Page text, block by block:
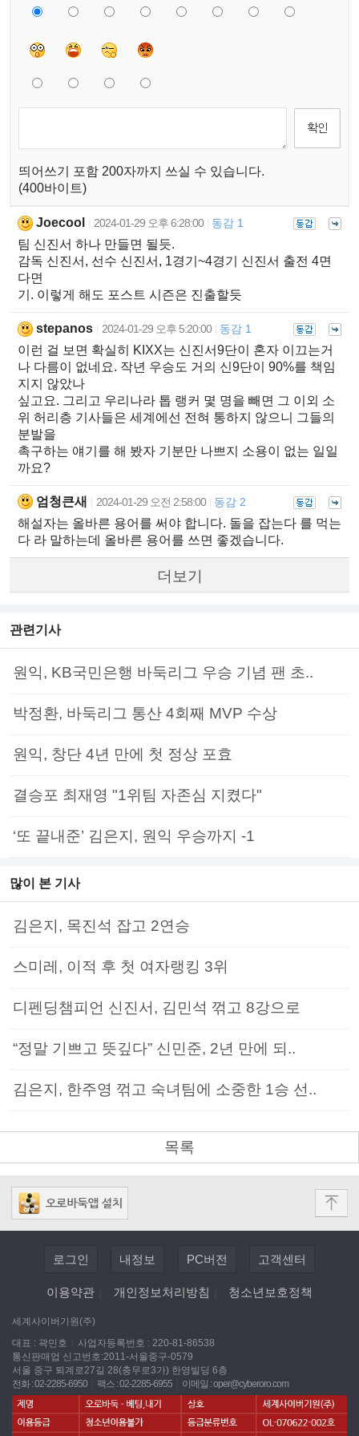
띄어쓰기 포함 200자까지 쓰실 수 있습니다.
(400바이트)
Joecool 2024-01-29 오후 6:28:00 동감 1
팀 신진서 하나 만들면 될듯.
감독 신진서, 선수 신진서, 1경기~4경기 신진서 출전 4면
다면
기. 이렇게 해도 포스트 시즌은 진출할듯
stepanos 2024-01-29 오후 5:20:00 동감 1
이런 걸 보면 확실히 KIXX는 신진서9단이 혼자 이끄는거
나 다름이 없네요. 작년 우승도 거의 신9단이 90%를 책임
지지 않았나
싶고요. 그리고 우리나라 톱 랭커 몇 명을 빼면 그 이외 소
위 허리층 기사들은 세계에선 전혀 통하지 않으니 그들의
분발을
촉구하는 얘기를 해 봤자 기분만 나쁘지 소용이 없는 일일
까요?
엄청큰새 2024-01-29 오전 2:58:00 동감 2
해설자는 올바른 용어를 써야 합니다. 돌을 잡는다 를 먹는
다 라 말하는데 올바른 용어를 쓰면 좋겠습니다.
더보기
관련기사
원익, KB국민은행 바둑리그 우승 기념 팬 초..
박정환, 바둑리그 통산 4회째 MVP 수상
원익, 창단 4년 만에 첫 정상 포효
결승포 최재영 "1위팀 자존심 지켰다"
‘또 끝내준’ 김은지, 원익 우승까지 -1
많이 본 기사
김은지, 목진석 잡고 2연승
스미레, 이적 후 첫 여자랭킹 3위
디펜딩챔피언 신진서, 김민석 꺾고 8강으로
“정말 기쁘고 뜻깊다” 신민준, 2년 만에 되..
김은지, 한주영 꺾고 숙녀팀에 소중한 1승 선..
목록
로그인 내정보 PC버전 고객센터
이용약관 개인정보처리방침 청소년보호정책
세계사이버기원(주)
대표 : 곽민호
사업자등록번호 : 220-81-86538
통신판매업 신고번호:2011-서울중구-0579
서울 중구 퇴계로27길 28(충무로3가) 한영빌딩 6층
전화 : 02-2285-6950
팩스 : 02-2285-6955 이메일 :oper@cyberoro.com